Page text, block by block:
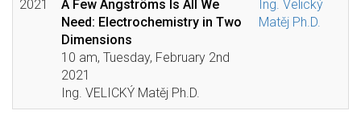
2021
A Few Ångströms Is All We
Need: Electrochemistry in Two
Dimensions
10 am, Tuesday, February 2nd
2021
Ing. VELICKÝ Matěj Ph.D.
Ing. Velický
Matěj Ph.D.